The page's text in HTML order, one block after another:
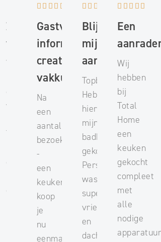
Zeer
tevreden
Vloer,
wanden
Total
geholpen
 
Erg
tevreden
Mooie
showroom,
goed
een
Erg
tevreden!
    
Gastvrij,
informatief,
creatief en
vakkundig
Na
een
aantal
bezoeken
-
een
keuken
koop
je
nu
eenmaal
  
Blij met
mijn
aankoop
Topbedrijf.
Heb
hier
mijn
badkamer
gekocht.
Personeel
was
super
vriendelijk
en
dachten
    
Een
Wij
hebben
bij
Total
Home
een
keuken
gekocht
compleet
met
alle
nodige